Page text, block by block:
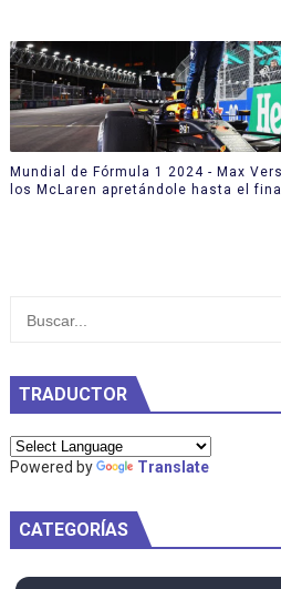
Mundial de Fórmula 1 2024 - Max
los McLaren apretándole hasta el final
TRADUCTOR
Powered by Translate
CATEGORÍAS